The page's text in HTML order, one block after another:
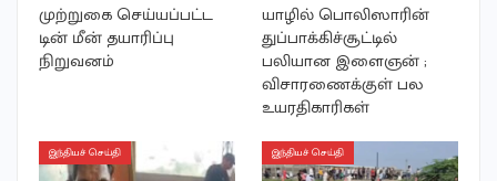
முற்றுகை செய்யப்பட்ட
டின் மீன் தயாரிப்பு
நிறுவனம்
யாழில் பொலிஸாரின்
துப்பாக்கிச்சூட்டில்
பலியான இளைஞன் ;
விசாரணைக்குள் பல
உயரதிகாரிகள்
இந்தியச் செய்தி இந்தியச் செய்தி